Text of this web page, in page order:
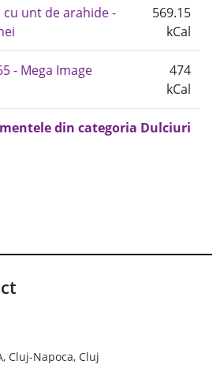
cu unt de arahide -
569.15
kCal
- Mega Image
474
kCal
din categoria Dulciuri
Cluj-Napoca, Cluj